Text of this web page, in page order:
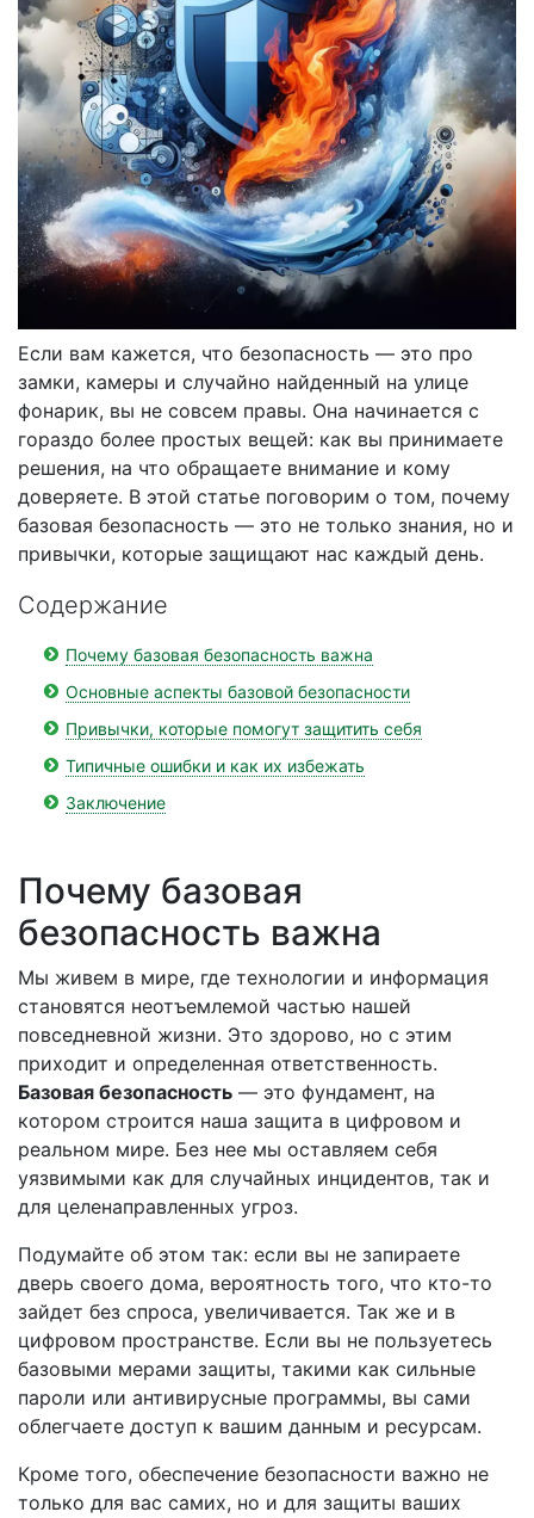
Если вам кажется, что безопасность — это про
замки, камеры и случайно найденный на улице
фонарик, вы не совсем правы. Она начинается с
гораздо более простых вещей: как вы принимаете
решения, на что обращаете внимание и кому
доверяете. В этой статье поговорим о том, почему
базовая безопасность — это не только знания, но и
привычки, которые защищают нас каждый день.
Содержание
Почему базовая безопасность важна
Основные аспекты базовой безопасности
Привычки, которые помогут защитить себя
Типичные ошибки и как их избежать
Заключение
Почему базовая
безопасность важна
Мы живем в мире, где технологии и информация
становятся неотъемлемой частью нашей
повседневной жизни. Это здорово, но с этим
приходит и определенная ответственность.
Базовая безопасность — это фундамент, на
котором строится наша защита в цифровом и
реальном мире. Без нее мы оставляем себя
уязвимыми как для случайных инцидентов, так и
для целенаправленных угроз.
Подумайте об этом так: если вы не запираете
дверь своего дома, вероятность того, что кто-то
зайдет без спроса, увеличивается. Так же и в
цифровом пространстве. Если вы не пользуетесь
базовыми мерами защиты, такими как сильные
пароли или антивирусные программы, вы сами
облегчаете доступ к вашим данным и ресурсам.
Кроме того, обеспечение безопасности важно не
только для вас самих, но и для защиты ваших